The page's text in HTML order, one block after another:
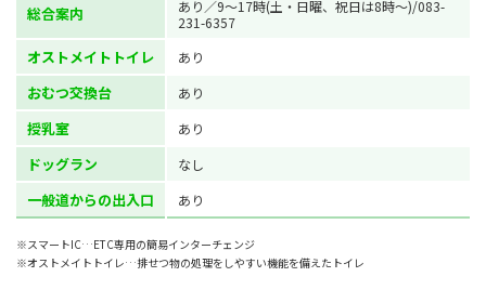
総合案内
あり／9～17時(土・日曜、祝日は8時～)/083-
231-6357
オストメイトトイレ あり
おむつ交換台 あり
授乳室 あり
ドッグラン なし
一般道からの出入口 あり
※スマートIC…ETC専用の簡易インターチェンジ
※オストメイトトイレ…排せつ物の処理をしやすい機能を備えたトイレ